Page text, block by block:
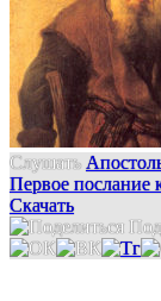
Слушать
Первое послание
Скачать